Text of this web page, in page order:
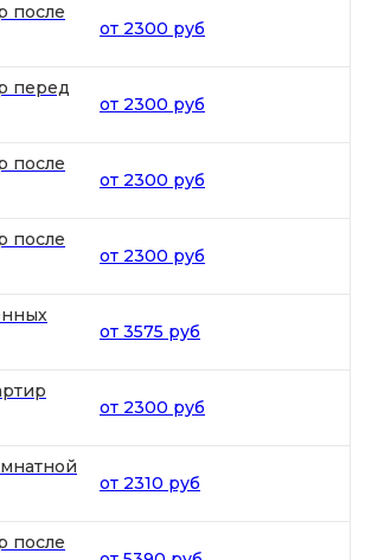
после
от 2300 руб
перед
от 2300 руб
после
от 2300 руб
после
от 2300 руб
от 3575 руб
от 2300 руб
от 2310 руб
после